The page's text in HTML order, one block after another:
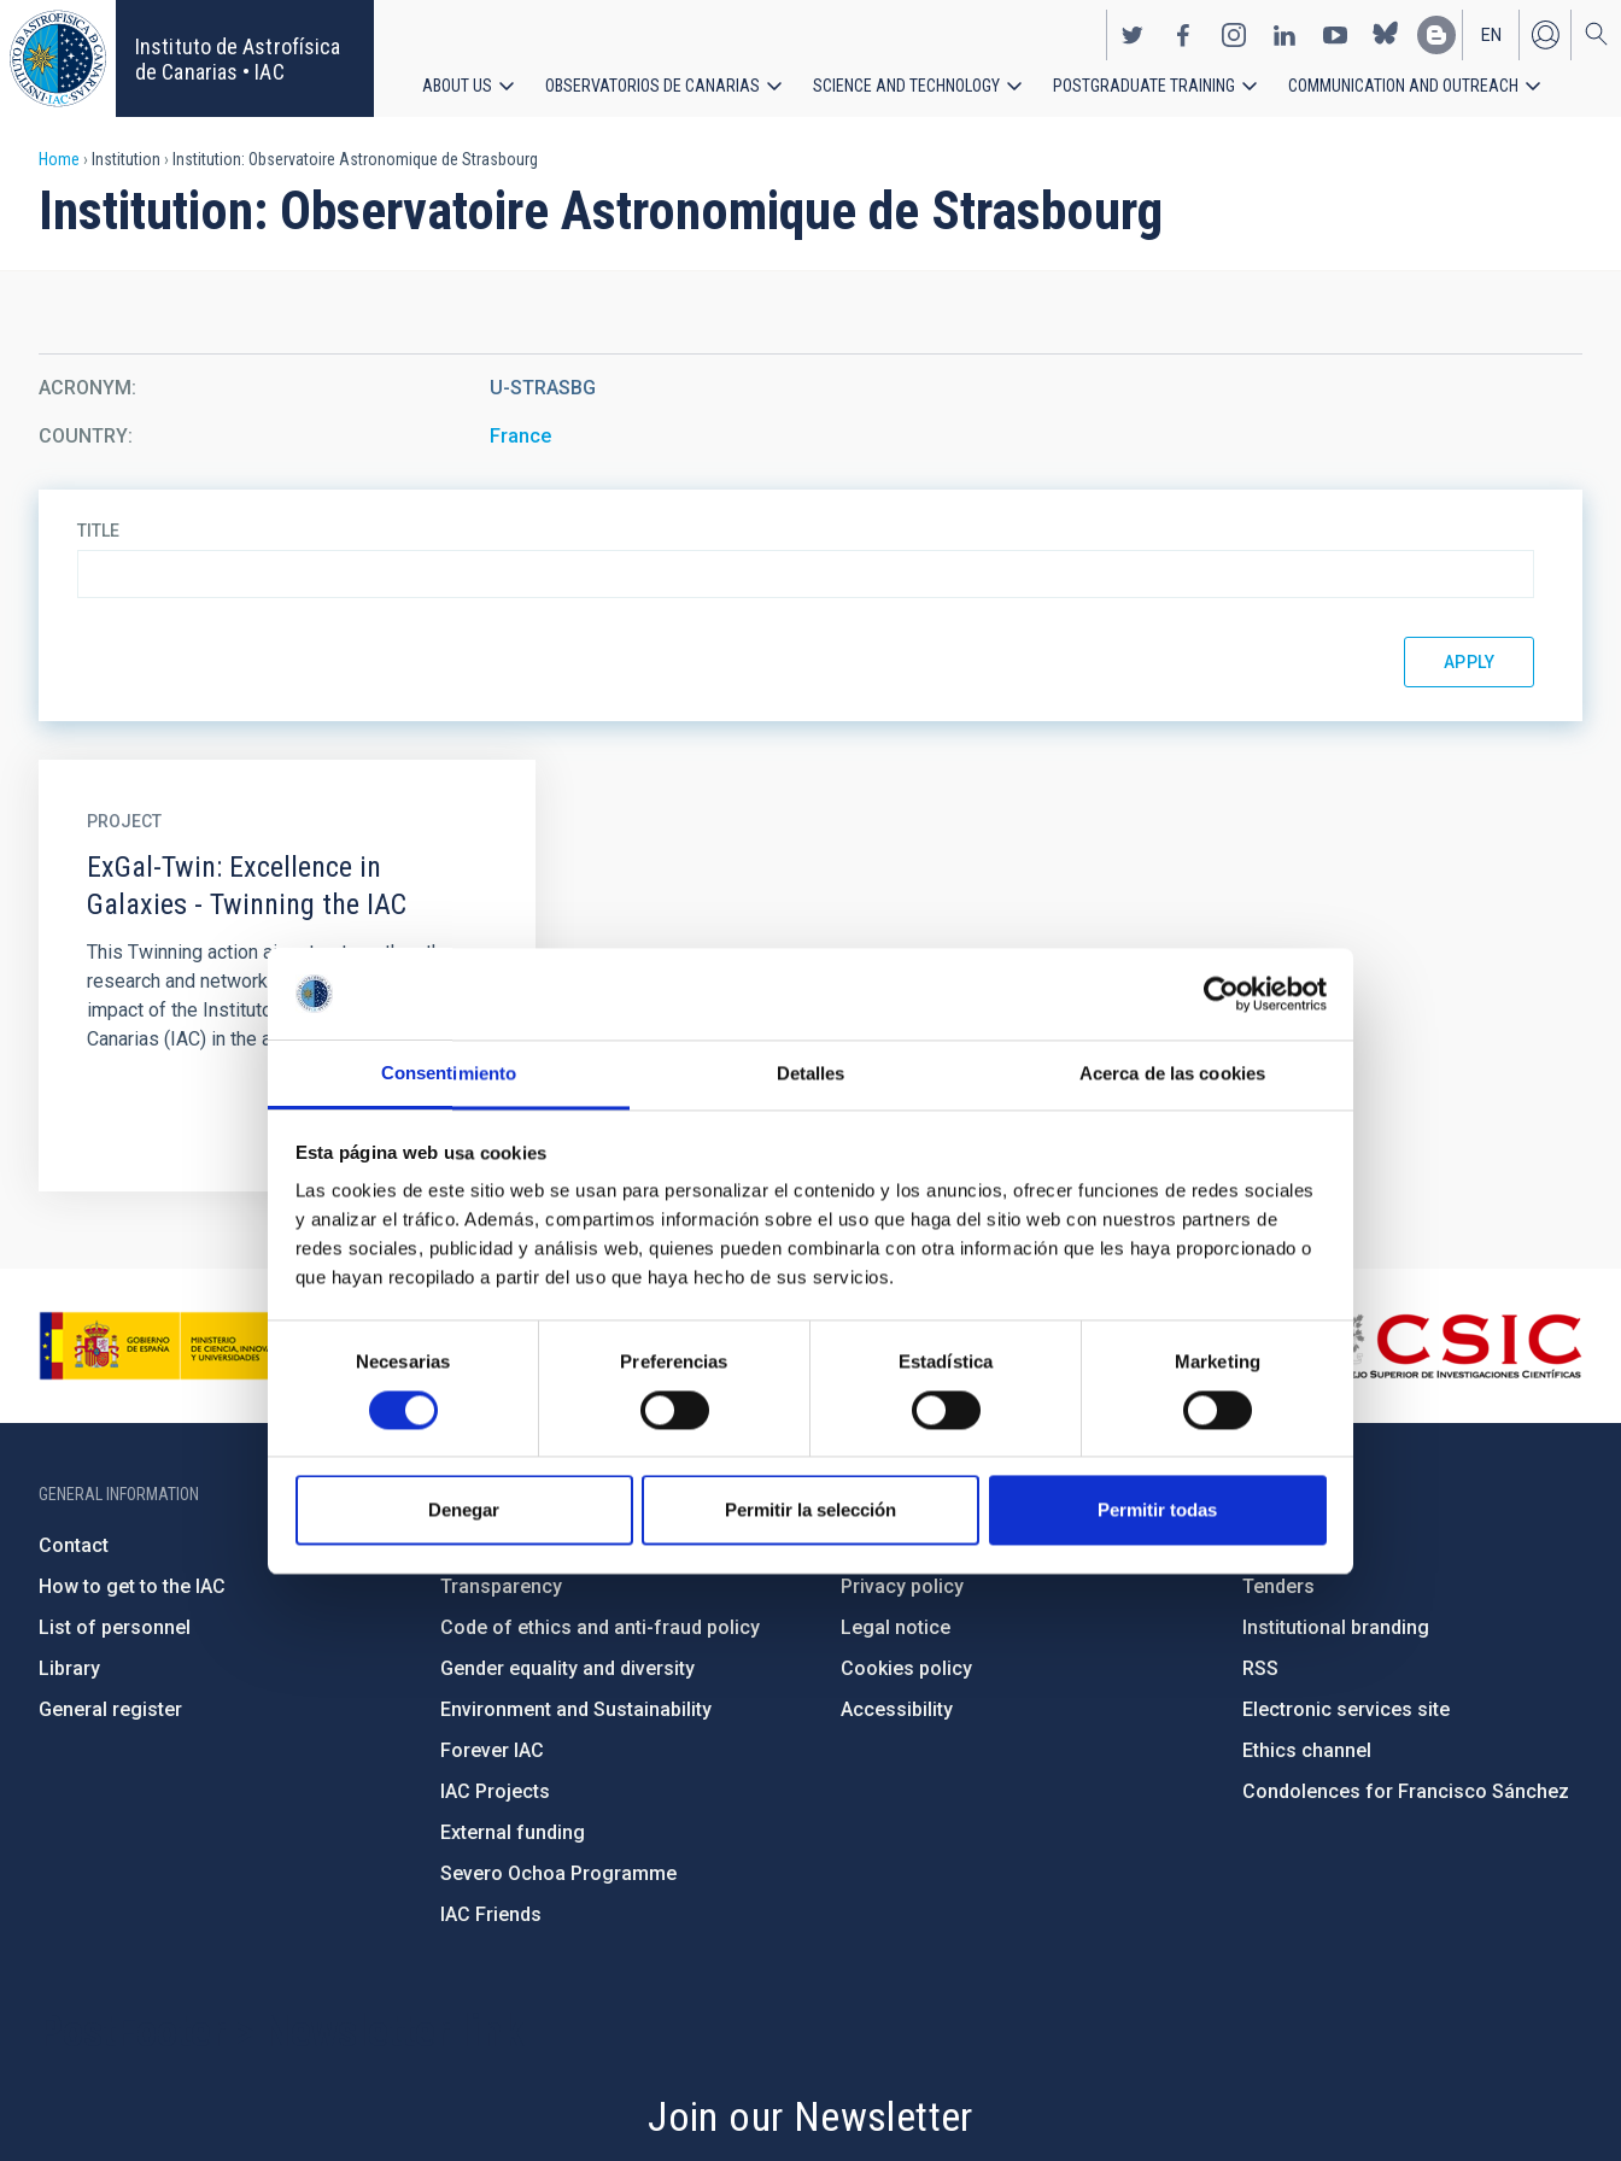
Consentimiento Detalles Acerca de las cookies
Esta página web usa cookies
Las cookies de este sitio web se usan para personalizar el contenido y los anuncios, ofrecer funciones de redes sociales
y analizar el tráfico. Además, compartimos información sobre el uso que haga del sitio web con nuestros partners de
redes sociales, publicidad y análisis web, quienes pueden combinarla con otra información que les haya proporcionado o
que hayan recopilado a partir del uso que haya hecho de sus servicios.
consentimiento
Necesarias Preferencias Estadística Marketing
Denegar Permitir la selección Permitir todas
Skip
to
main
content
Instituto de Astrofísica
de Canarias • IAC
EN
ES
navigation
ABOUT US OBSERVATORIOS DE CANARIAS SCIENCE AND TECHNOLOGY POSTGRADUATE TRAINING COMMUNICATION AND OUTREACH
Breadcrumb
Home Institution Institution: Observatoire Astronomique de Strasbourg
Institution: Observatoire Astronomique de Strasbourg
ACRONYM U-STRASBG
COUNTRY France
TITLE
PROJECT
ExGal-Twin: Excellence in
Galaxies - Twinning the IAC
This Twinning action aims to strengthen the
research and networking capacity, profile and
impact of the Instituto de Astrofísica de
Canarias (IAC) in the area...
GENERAL INFORMATION
Contact
How to get to the IAC
List of personnel
Library
General register
Legislation
Transparency
Code of ethics and anti-fraud policy
Gender equality and diversity
Environment and Sustainability
Forever IAC
IAC Projects
External funding
Severo Ochoa Programme
IAC Friends
Sitemap
Privacy policy
Legal notice
Cookies policy
Accessibility
Employment
Tenders
Institutional branding
RSS
Electronic services site
Ethics channel
Condolences for Francisco Sánchez
Join our Newsletter